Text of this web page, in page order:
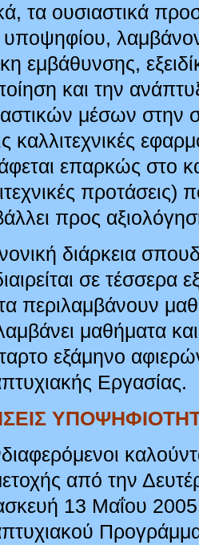
τα ουσιαστικά
εμβάθυνσης,
και την
μέσων στην
καλλιτεχνικές
επαρκώς στο
προτάσεις)
προς
διάρκεια
σε
περιλαμβάνουν
μαθήματα
εξάμηνο
Εργασίας.
από την
13 Μαΐου